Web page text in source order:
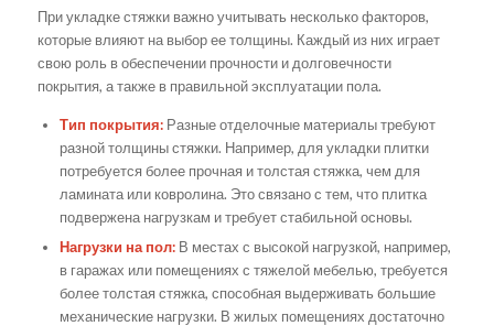
При укладке стяжки важно учитывать несколько факторов,
которые влияют на выбор ее толщины. Каждый из них играет
свою роль в обеспечении прочности и долговечности
покрытия, а также в правильной эксплуатации пола.
Тип покрытия:Разные отделочные материалы требуют
разной толщины стяжки. Например, для укладки плитки
потребуется более прочная и толстая стяжка, чем для
ламината или ковролина. Это связано с тем, что плитка
подвержена нагрузкам и требует стабильной основы.
Нагрузки на пол:В местах с высокой нагрузкой, например,
в гаражах или помещениях с тяжелой мебелью, требуется
более толстая стяжка, способная выдерживать большие
механические нагрузки. В жилых помещениях достаточно